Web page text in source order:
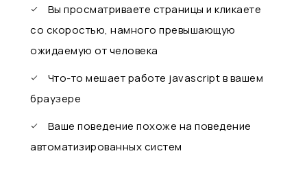
Вы просматриваете страницы и кликаете
со скоростью, намного превышающую
ожидаемую от человека
Что-то мешает работе javascript в вашем
браузере
Ваше поведение похоже на поведение
автоматизированных систем